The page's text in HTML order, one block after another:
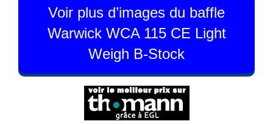
Voir plus d’images du baffle
Warwick WCA 115 CE Light
Weigh B-Stock